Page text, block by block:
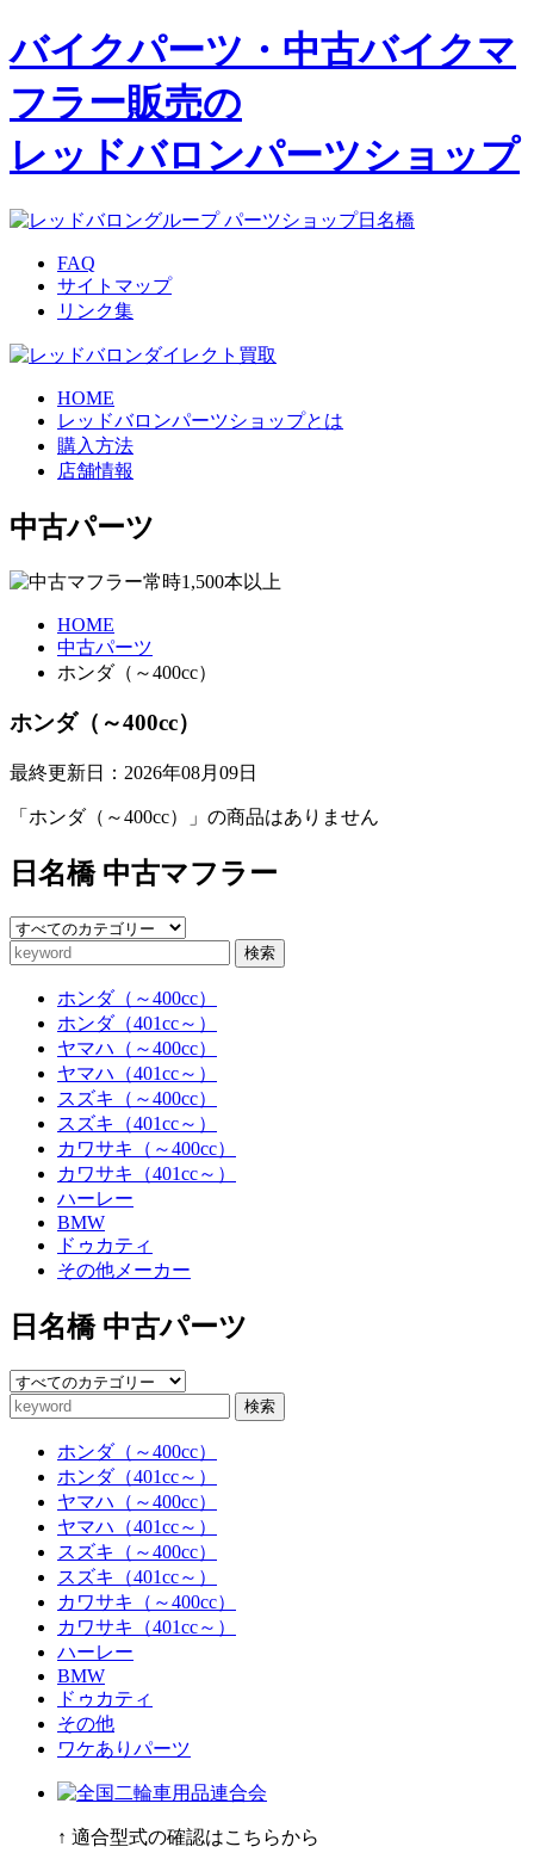
バイクパーツ・中古バイクマ
フラー販売の
レッドバロンパーツショップ
FAQ
サイトマップ
リンク集
HOME
レッドバロンパーツショップとは
購入方法
店舗情報
中古パーツ
HOME
中古パーツ
ホンダ（～400cc）
ホンダ（～400cc）
最終更新日：2026年08月09日
「ホンダ（～400cc）」の商品はありません
日名橋 中古マフラー
検索
ホンダ（～400cc）
ホンダ（401cc～）
ヤマハ（～400cc）
ヤマハ（401cc～）
スズキ（～400cc）
スズキ（401cc～）
カワサキ（～400cc）
カワサキ（401cc～）
ハーレー
BMW
ドゥカティ
その他メーカー
日名橋 中古パーツ
検索
ホンダ（～400cc）
ホンダ（401cc～）
ヤマハ（～400cc）
ヤマハ（401cc～）
スズキ（～400cc）
スズキ（401cc～）
カワサキ（～400cc）
カワサキ（401cc～）
ハーレー
BMW
ドゥカティ
その他
ワケありパーツ
↑ 適合型式の確認はこちらから